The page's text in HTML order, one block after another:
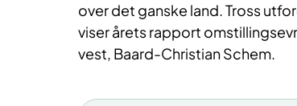
over det ganske land. Tross
viser årets rapport
vest, Baard-Christian Schem.